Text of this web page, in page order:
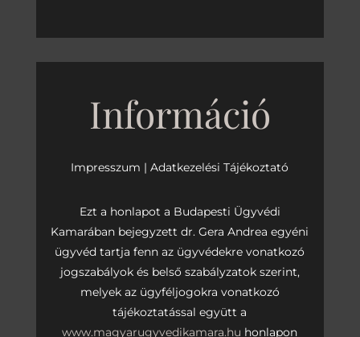
Információ
Impresszum |Adatkezelési Tájékoztató
Ezt a honlapot a Budapesti Ügyvédi
Kamarában bejegyzett dr. Gera Andrea egyéni
ügyvéd tartja fenn az ügyvédekre vonatkozó
jogszabályok és belső szabályzatok szerint,
melyek az ügyféljogokra vonatkozó
tájékoztatással együtt a
www.magyarugyvedikamara.hu honlapon